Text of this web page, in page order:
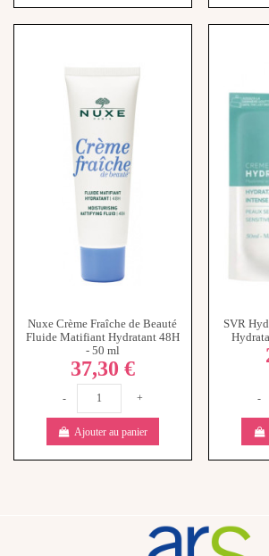
Nuxe Crème Fraîche de Beauté
Fluide Matifiant Hydratant 48H
- 50 ml
37,30 €
- +
Ajouter au panier
SVR
-